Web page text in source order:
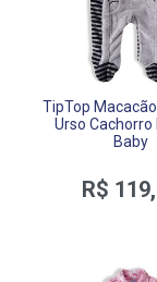
TipTop
Urso Cachorro
Baby
R$